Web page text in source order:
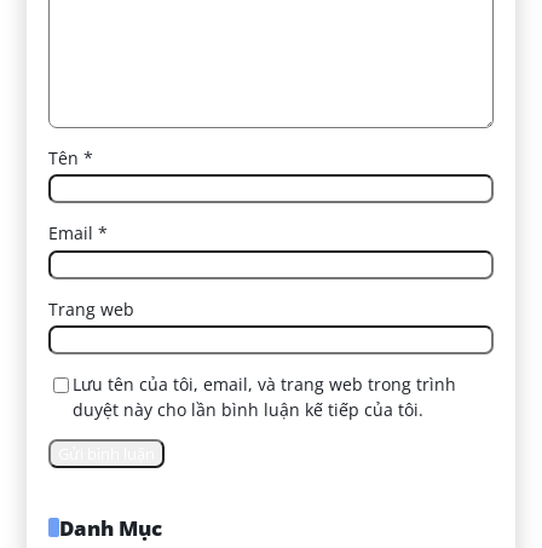
Tên*
Email*
Trang web
Lưu tên của tôi, email, và trang web trong trình
duyệt này cho lần bình luận kế tiếp của tôi.
Danh Mục